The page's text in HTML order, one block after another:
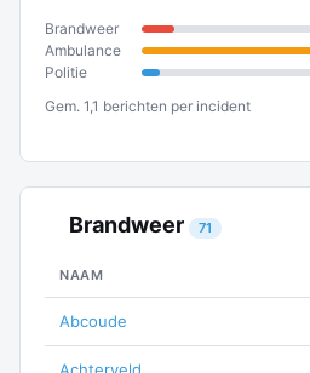
Brandweer
Ambulance
Politie
Gem. 1,1 berichten per incident
Brandweer 71
NAAM
Abcoude